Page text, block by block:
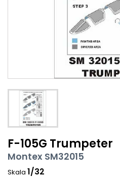
F-105G Trumpeter
Montex SM32015
Skala 1/32